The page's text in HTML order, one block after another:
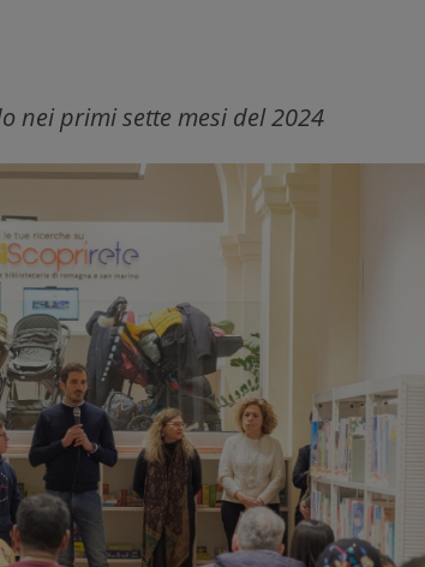
nei primi sette mesi del 2024